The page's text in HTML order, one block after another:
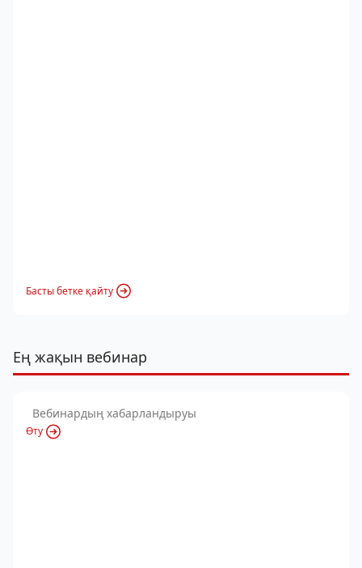
Басты бетке қайту
Ең жақын вебинар
Вебинардың хабарландыруы
Өту